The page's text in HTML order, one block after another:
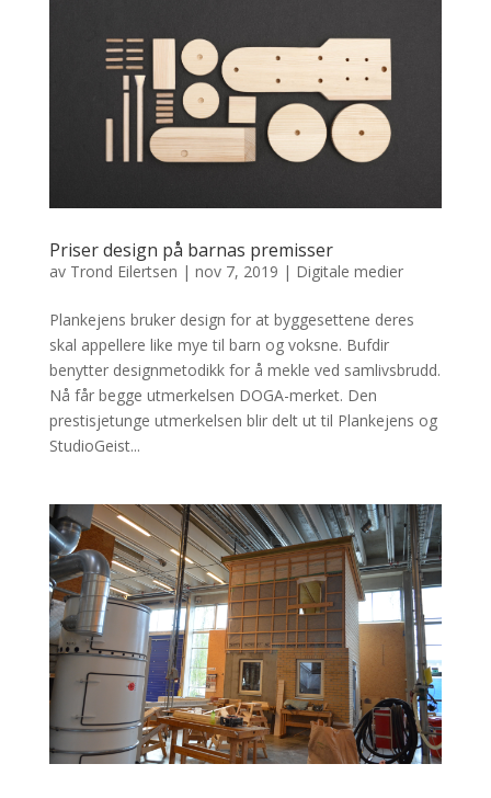
Priser design på barnas premisser
av Trond Eilertsen | nov 7, 2019 | Digitale medier
Plankejens bruker design for at byggesettene deres
skal appellere like mye til barn og voksne. Bufdir
benytter designmetodikk for å mekle ved samlivsbrudd.
Nå får begge utmerkelsen DOGA-merket. Den
prestisjetunge utmerkelsen blir delt ut til Plankejens og
StudioGeist...